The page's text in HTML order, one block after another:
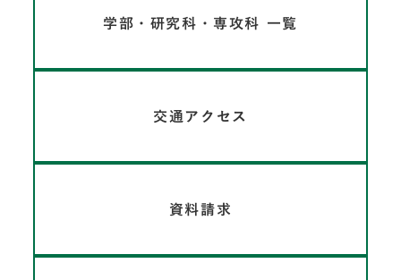
学部・研究科・専攻科 一覧
交通アクセス
資料請求